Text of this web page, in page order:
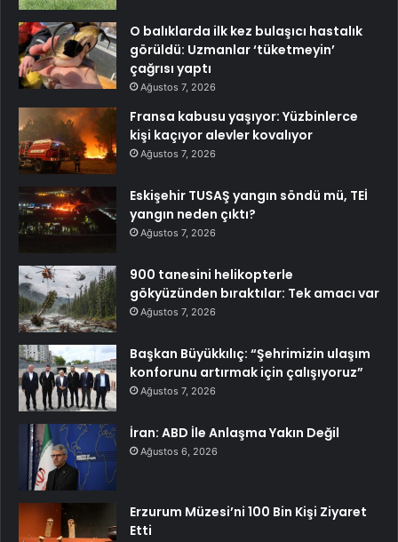
O balıklarda ilk kez bulaşıcı hastalık
görüldü: Uzmanlar ‘tüketmeyin’
çağrısı yaptı
Ağustos 7, 2026
Fransa kabusu yaşıyor: Yüzbinlerce
kişi kaçıyor alevler kovalıyor
Ağustos 7, 2026
Eskişehir TUSAŞ yangın söndü mü, TEİ
yangın neden çıktı?
Ağustos 7, 2026
900 tanesini helikopterle
gökyüzünden bıraktılar: Tek amacı var
Ağustos 7, 2026
Başkan Büyükkılıç: “Şehrimizin ulaşım
konforunu artırmak için çalışıyoruz”
Ağustos 7, 2026
İran: ABD İle Anlaşma Yakın Değil
Ağustos 6, 2026
Erzurum Müzesi’ni 100 Bin Kişi Ziyaret
Etti